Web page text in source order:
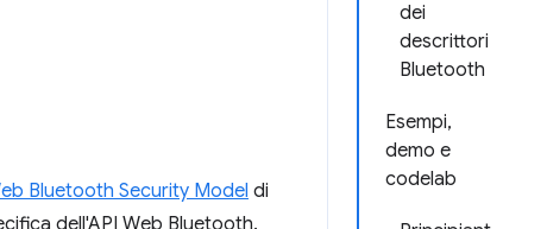
dei
descrittori
Bluetooth
Esempi,
demo e
codelab
Bluetooth Security Model di
dell'API Web Bluetooth.